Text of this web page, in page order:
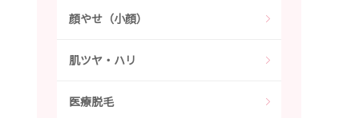
顔やせ（小顔）
肌ツヤ・ハリ
医療脱毛